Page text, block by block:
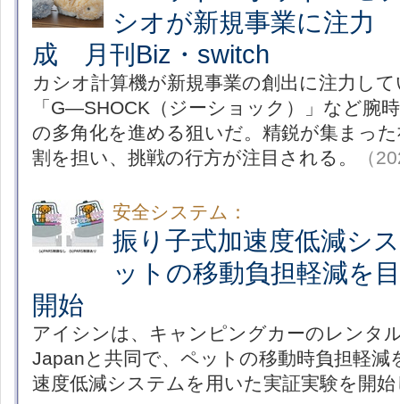
シオが新規事業に注力
成 月刊Biz・switch
カシオ計算機が新規事業の創出に注力し
「G―SHOCK（ジーショック）」など腕
の多角化を進める狙いだ。精鋭が集まっ
割を担い、挑戦の行方が注目される。
（
安全システム：
振り子式加速度低減シ
ットの移動負担軽減を
開始
アイシンは、キャンピングカーのレンタ
Japanと共同で、ペットの移動時負担軽減
速度低減システムを用いた実証実験を開